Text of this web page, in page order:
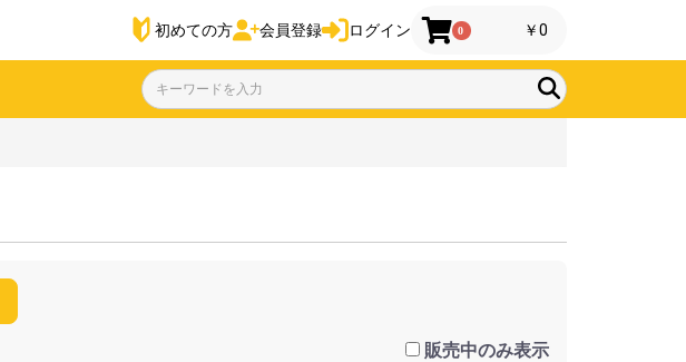
初めての方 会員登録 ログイン 0 ￥0
販売中のみ表示